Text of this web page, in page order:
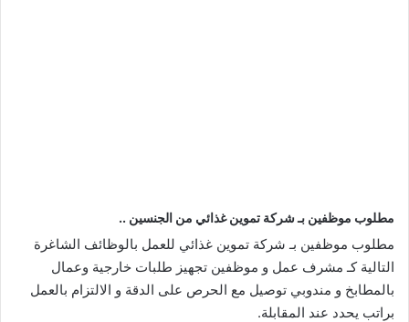
مطلوب موظفين بـ شركة تموين غذائي من الجنسين ..
مطلوب موظفين بـ شركة تموين غذائي للعمل بالوظائف الشاغرة
التالية كـ مشرف عمل و موظفين تجهيز طلبات خارجية وعمال
بالمطابخ و مندوبي توصيل مع الحرص على الدقة و الالتزام بالعمل
براتب يحدد عند المقابلة.